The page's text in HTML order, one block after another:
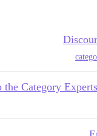
Category